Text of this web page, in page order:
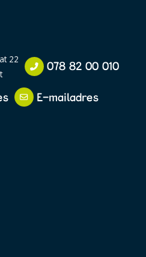
22
078 82 00 010
E-mailadres